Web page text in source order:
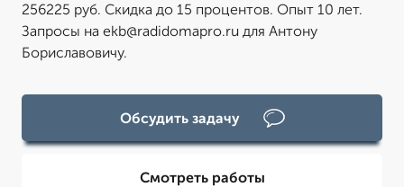
256225 руб. Скидка до 15 процентов. Опыт 10 лет.
Запросы на ekb@radidomapro.ru для Антону
Бориславовичу.
Обсудить задачу
Смотреть работы